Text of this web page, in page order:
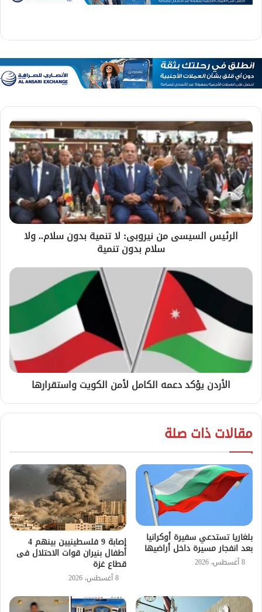
الرئيس السيسى من نيروبى: لا تنمية بدون سلام.. ولا
سلام بدون تنمية
الأردن يؤكد دعمه الكامل لأمن الكويت واستقرارها
مقالات ذات صلة
بلغاريا تستدعي سفيرة أوكرانيا
بعد انفجار مسيرة داخل أراضيها
8 أغسطس، 2026
إصابة 9 فلسطينيين بينهم 4
أطفال بنيران قوات الاحتلال فى
قطاع غزة
8 أغسطس، 2026